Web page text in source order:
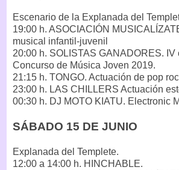
Escenario de la Explanada del
19:00 h. ASOCIACIÓN
musical infantil-juvenil
20:00 h. SOLISTAS GANADORES. IV
Concurso de Música Joven 2019.
21:15 h. TONGO. Actuación de pop
23:00 h. LAS CHILLERS Actuación
00:30 h. DJ MOTO KIATU. Electronic
SÁBADO 15 DE JUNIO
Explanada del Templete.
12:00 a 14:00 h. HINCHABLE.